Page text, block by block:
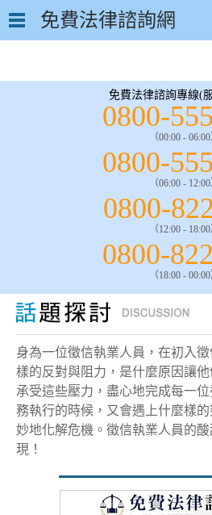
免費法律諮詢網
免費法律諮詢專線(
0800-
（00:00 - 06:00
0800-
（06:00 - 12:00
0800-
（12:00 - 18:00
0800-
（18:00 - 00:00
身為一位徵信執業人員，在初入
樣的反對與阻力，是什麼原因讓
承受這些壓力，盡心地完成每一
務執行的時候，又會遇上什麼樣
妙地化解危機。徵信執業人員的
現！